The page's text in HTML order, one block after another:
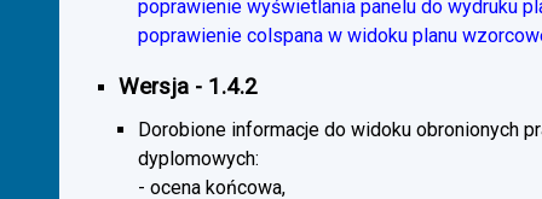
poprawienie wyświetlania panelu do wydruku
poprawienie colspana w widoku planu
Wersja - 1.4.2
Dorobione informacje do widoku obronionych
dyplomowych:
- ocena końcowa,